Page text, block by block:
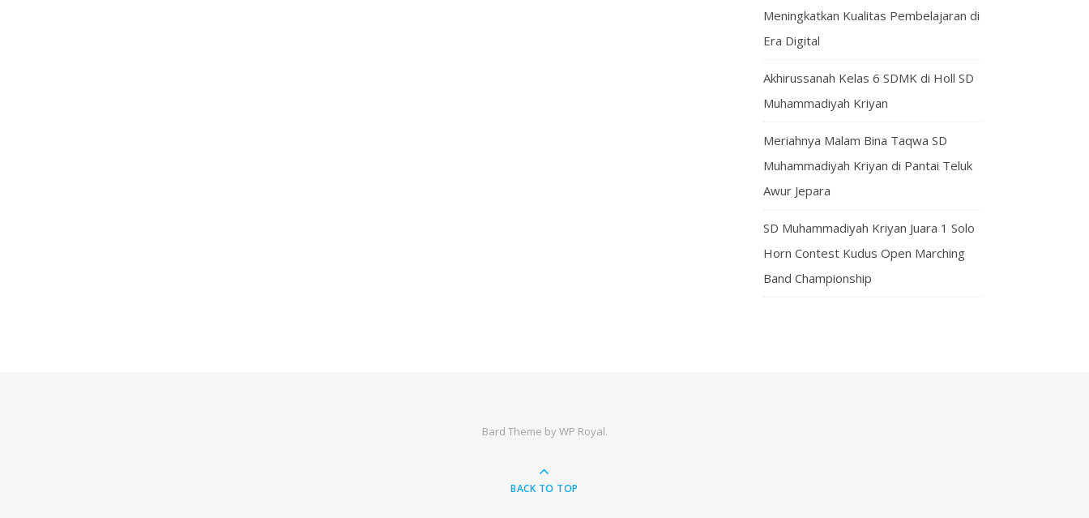
Meningkatkan Kualitas Pembelajaran di
Era Digital
Akhirussanah Kelas 6 SDMK di Holl SD
Muhammadiyah Kriyan
Meriahnya Malam Bina Taqwa SD
Muhammadiyah Kriyan di Pantai Teluk
Awur Jepara
SD Muhammadiyah Kriyan Juara 1 Solo
Horn Contest Kudus Open Marching
Band Championship
Bard Theme byWP Royal.
BACK TO TOP